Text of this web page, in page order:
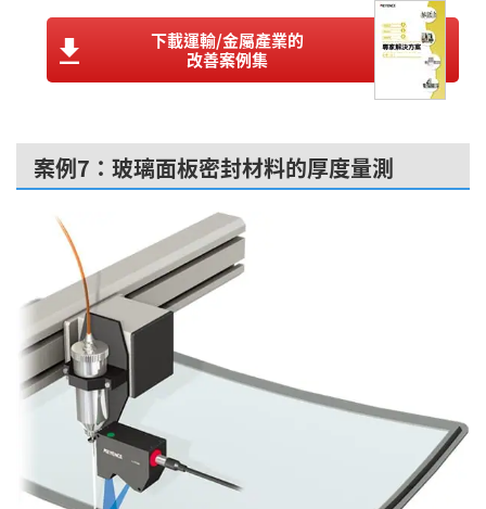
下載運輸/金屬產業的
改善案例集
案例7：玻璃面板密封材料的厚度量測